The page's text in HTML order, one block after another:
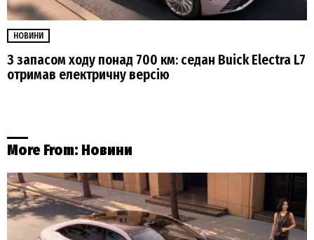
НОВИНИ
З запасом ходу понад 700 км: седан Buick Electra L7
отримав електричну версію
More From: Новини